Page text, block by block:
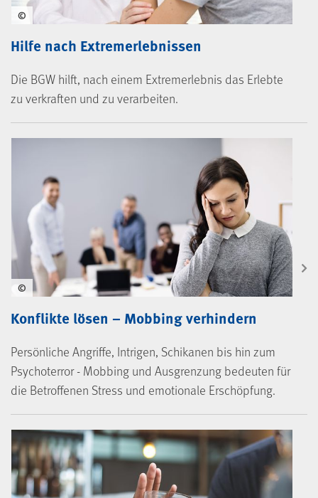
Hilfe nach Extremerlebnissen
Die BGW hilft, nach einem Extremerlebnis das Erlebte
zu verkraften und zu verarbeiten.
©
Konflikte lösen – Mobbing verhindern
Persönliche Angriffe, Intrigen, Schikanen bis hin zum
Psychoterror - Mobbing und Ausgrenzung bedeuten für
die Betroffenen Stress und emotionale Erschöpfung.
©